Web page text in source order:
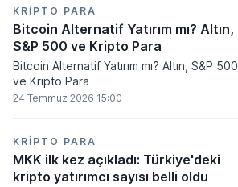
KRIPTO PARA
Bitcoin Alternatif Yatırım mı? Altın,
S&P 500 ve Kripto Para
Bitcoin Alternatif Yatırım mı? Altın, S&P 500
ve Kripto Para
24 Temmuz 2026 15:00
KRIPTO PARA
MKK ilk kez açıkladı: Türkiye'deki
kripto yatırımcı sayısı belli oldu